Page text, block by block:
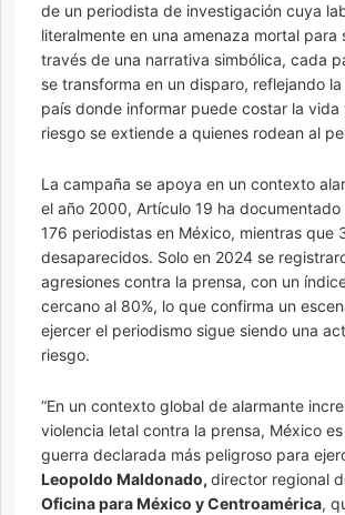
de un periodista de investigación cuya
literalmente en una amenaza mortal para
través de una narrativa simbólica, cada
se transforma en un disparo, reflejando
país donde informar puede costar la vida
riesgo se extiende a quienes rodean al
La campaña se apoya en un contexto
el año 2000, Artículo 19 ha documentado
176 periodistas en México, mientras que
desaparecidos. Solo en 2024 se
agresiones contra la prensa, con un
cercano al 80%, lo que confirma un
ejercer el periodismo sigue siendo una
riesgo.
“En un contexto global de alarmante
violencia letal contra la prensa, México
guerra declarada más peligroso para
Leopoldo Maldonado, director regional
Oficina para México y Centroamérica,